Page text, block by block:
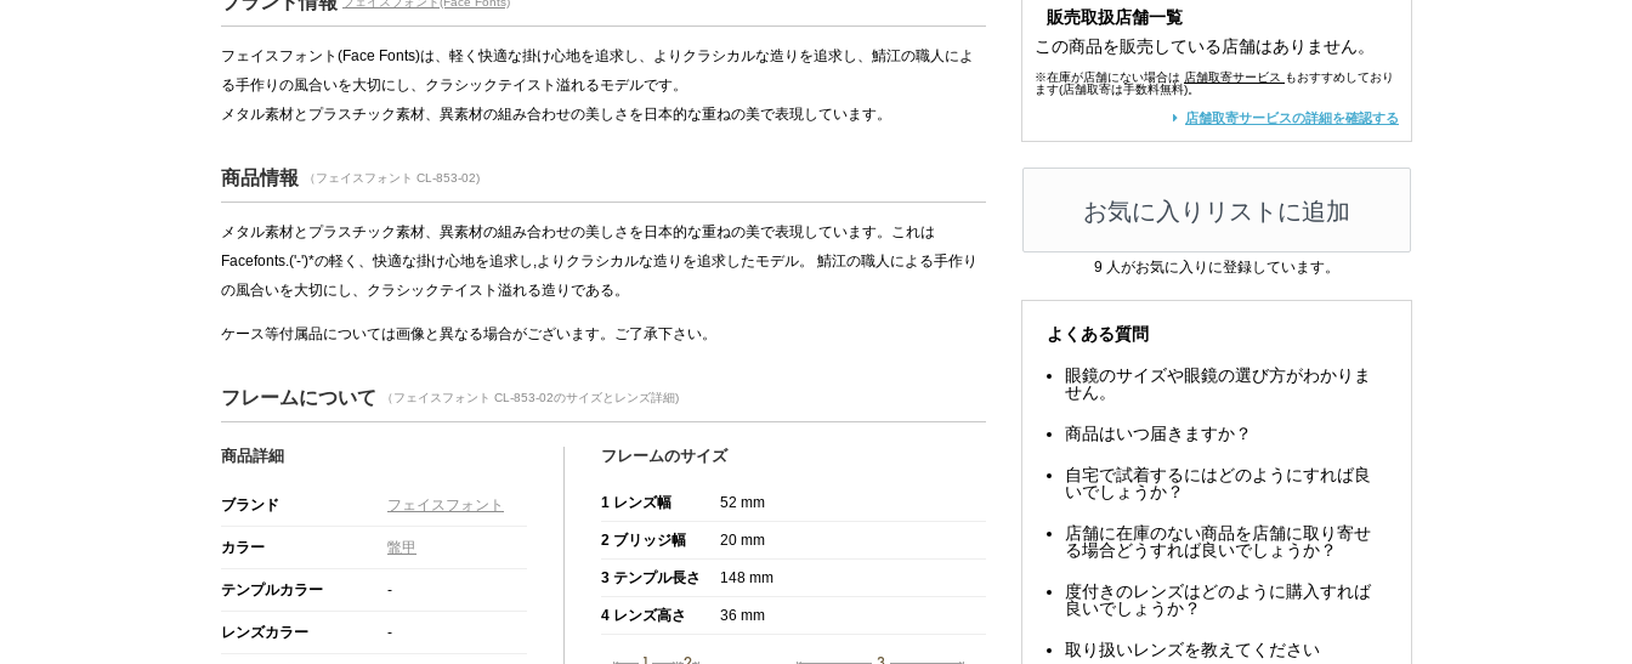
フェイスフォント(Face Fonts)は、軽く快適な掛け心地を追求し、よりクラシカルな造りを追求し、鯖江の職人によ
る手作りの風合いを大切にし、クラシックテイスト溢れるモデルです。
メタル素材とプラスチック素材、異素材の組み合わせの美しさを日本的な重ねの美で表現しています。
商品情報 （フェイスフォント CL-853-02)
メタル素材とプラスチック素材、異素材の組み合わせの美しさを日本的な重ねの美で表現しています。これは
Facefonts.('-')*の軽く、快適な掛け心地を追求し,よりクラシカルな造りを追求したモデル。 鯖江の職人による手作り
の風合いを大切にし、クラシックテイスト溢れる造りである。
ケース等付属品については画像と異なる場合がございます。ご了承下さい。
フレームについて （フェイスフォント CL-853-02のサイズとレンズ詳細)
商品詳細
ブランド フェイスフォント
カラー 鼈甲
テンプルカラー -
レンズカラー -
フレームのサイズ
1 レンズ幅 52 mm
2 ブリッジ幅 20 mm
3 テンプル長さ 148 mm
4 レンズ高さ 36 mm
販売取扱店舗一覧
この商品を販売している店舗はありません。
※在庫が店舗にない場合は 店舗取寄サービス
もおすすめしており
ます(店舗取寄は手数料無料)。
店舗取寄サービスの詳細を確認する
お気に入りリストに追加
9 人がお気に入りに登録しています。
よくある質問
眼鏡のサイズや眼鏡の選び方がわかりま
せん。
商品はいつ届きますか？
自宅で試着するにはどのようにすれば良
いでしょうか？
店舗に在庫のない商品を店舗に取り寄せ
る場合どうすれば良いでしょうか？
度付きのレンズはどのように購入すれば
良いでしょうか？
取り扱いレンズを教えてください